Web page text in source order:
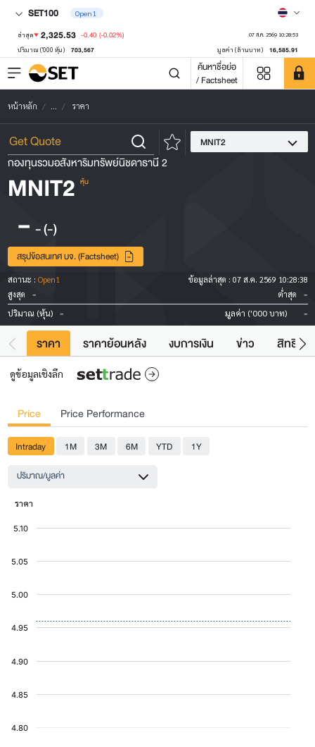
SET100 Open1
ล่าสุด 2,325.53 -0.40 (-0.02%) 07 ส.ค. 2569 10:28:53
ปริมาณ ('000 หุ้น) 703,567 มูลค่า (ล้านบาท) 16,585.91
ค้นหาชื่อย่อ
/ Factsheet
หน้าหลัก ... ราคา
MNIT2
กองทุนรวมอสังหาริมทรัพย์นิชดาธานี 2
MNIT2 หุ้น
- -(-)
สรุปข้อสนเทศ บจ. (Factsheet)
สถานะ : Open1 ข้อมูลล่าสุด : 07 ส.ค. 2569 10:28:38
สูงสุด
- ต่ำสุด -
ปริมาณ (หุ้น) - มูลค่า ('000 บาท) -
ราคา ราคาย้อนหลัง งบการเงิน ข่าว สิทธิปร
ดูข้อมูลเชิงลึก
Price Price Performance
Intraday 1M 3M 6M YTD
1Y
ปริมาณ/มูลค่า